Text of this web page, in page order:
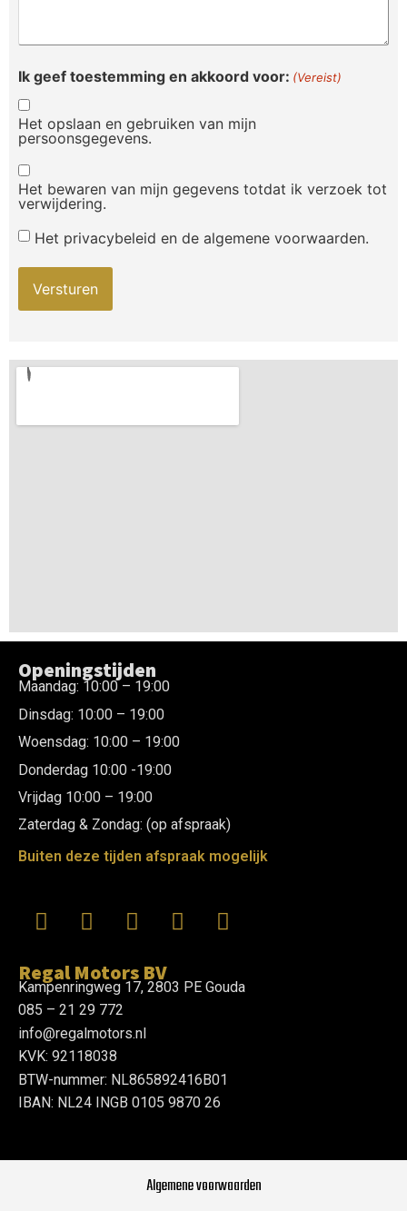
Ik geef toestemming en akkoord voor: (Vereist)
Het opslaan en gebruiken van mijn
persoonsgegevens.
Het bewaren van mijn gegevens totdat ik verzoek tot
verwijdering.
Het privacybeleid en de algemene voorwaarden.
Openingstijden
Maandag: 10:00 – 19:00
Dinsdag: 10:00 – 19:00
Woensdag: 10:00 – 19:00
Donderdag 10:00 -19:00
Vrijdag 10:00 – 19:00
Zaterdag & Zondag: (op afspraak)
Buiten deze tijden afspraak mogelijk
Regal Motors BV
Kampenringweg 17, 2803 PE Gouda
085 – 21 29 772
info@regalmotors.nl
KVK: 92118038
BTW-nummer: NL865892416B01
IBAN: NL24 INGB 0105 9870 26
Algemene voorwaarden